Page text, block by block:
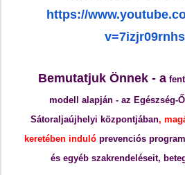
https://
v=7izjr09rnhs
Bemutatjuk Önnek - a
modell alapján- az Egészség-
Sátoraljaújhelyi központjában,
keretében induló prevenciós
és egyéb szakrendeléseit,